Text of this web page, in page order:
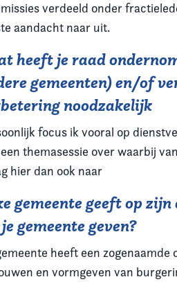
verdeeld onder
aandacht naar uit.
heeft je raad
gemeenten) en/of
noodzakelijk
focus ik vooral op
themasessie over waarbij
hier dan ook naar
gemeente geeft op
gemeente geven?
heeft een
en vormgeven van